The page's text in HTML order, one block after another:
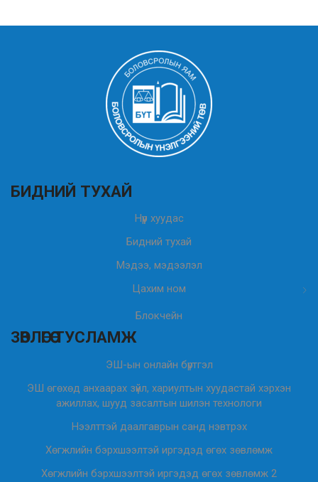
БИДНИЙ ТУХАЙ
Нүүр хуудас
Бидний тухай
Мэдээ, мэдээлэл
Цахим ном
Блокчейн
ЗӨВЛӨГӨӨ ТУСЛАМЖ
ЭШ-ын онлайн бүртгэл
ЭШ өгөхөд анхаарах зүйл, хариултын хуудастай хэрхэн
ажиллах, шууд засалтын шилэн технологи
Нээлттэй даалгаврын санд нэвтрэх
Хөгжлийн бэрхшээлтэй иргэдэд өгөх зөвлөмж
Хөгжлийн бэрхшээлтэй иргэдэд өгөх зөвлөмж 2